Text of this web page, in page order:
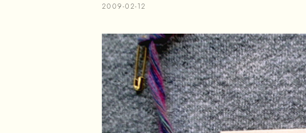
2009-02-12